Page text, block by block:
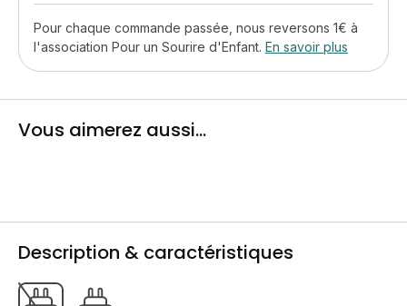
Pour chaque commande passée, nous reversons 1€ à
l'association Pour un Sourire d'Enfant. En savoir plus
Vous aimerez aussi...
Description & caractéristiques